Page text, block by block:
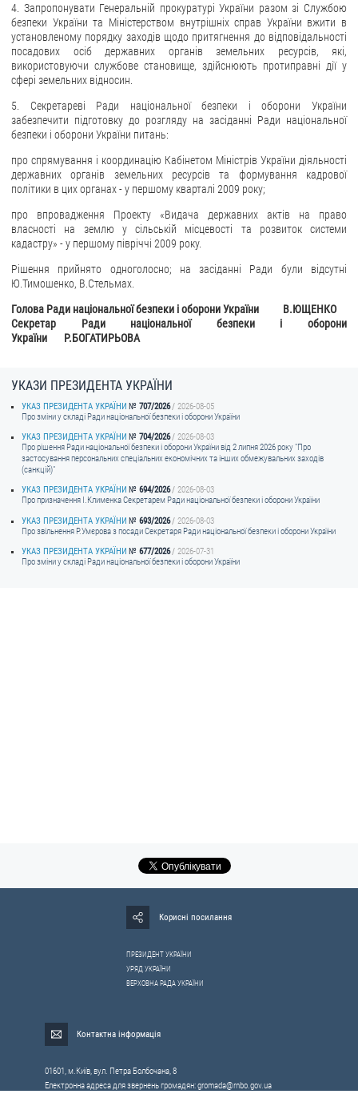
4. Запропонувати Генеральній прокуратурі України разом зі Службою
безпеки України та Міністерством внутрішніх справ України вжити в
установленому порядку заходів щодо притягнення до відповідальності
посадових осіб державних органів земельних ресурсів, які,
використовуючи службове становище, здійснюють протиправні дії у
сфері земельних відносин.
5. Секретареві Ради національної безпеки і оборони України
забезпечити підготовку до розгляду на засіданні Ради національної
безпеки і оборони України питань:
про спрямування і координацію Кабінетом Міністрів України діяльності
державних органів земельних ресурсів та формування кадрової
політики в цих органах - у першому кварталі 2009 року;
про впровадження Проекту «Видача державних актів на право
власності на землю у сільській місцевості та розвиток системи
кадастру» - у першому півріччі 2009 року.
Рішення прийнято одноголосно; на засіданні Ради були відсутні
Ю.Тимошенко, В.Стельмах.
Голова Ради національної безпеки і оборони України В.ЮЩЕНКО
Секретар Ради національної безпеки і оборони
України Р.БОГАТИРЬОВА
УКАЗИ ПРЕЗИДЕНТА УКРАЇНИ
УКАЗ ПРЕЗИДЕНТА УКРАЇНИ 707/2026
2026-08-05
Про зміни у складі Ради національної безпеки і оборони України
УКАЗ ПРЕЗИДЕНТА УКРАЇНИ
704/2026
2026-08-03
Про рішення Ради національної безпеки і оборони України від 2 липня 2026 року "Про
застосування персональних спеціальних економічних та інших обмежувальних заходів
(санкцій)"
УКАЗ ПРЕЗИДЕНТА УКРАЇНИ
694/2026
2026-08-03
Про призначення I.Клименка Секретарем Ради національної безпеки і оборони України
УКАЗ ПРЕЗИДЕНТА УКРАЇНИ
693/2026
2026-08-03
Про звільнення Р.Умєрова з посади Секретаря Ради національної безпеки і оборони України
УКАЗ ПРЕЗИДЕНТА УКРАЇНИ
677/2026
2026-07-31
Про зміни у складі Ради національної безпеки і оборони України
Корисні посилання
ПРЕЗИДЕНТ УКРАЇНИ
УРЯД УКРАЇНИ
ВЕРХОВНА РАДА УКРАЇНИ
Контактна інформація
01601, м.Київ, вул. Петра Болбочана, 8
Електронна адреса для звернень громадян:gromada@rnbo.gov.ua